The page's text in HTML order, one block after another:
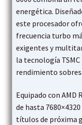
energética.
este procesador
frecuencia turbo
exigentes y
la tecnología
rendimiento
Equipado con AMD
de hasta
títulos de próxima